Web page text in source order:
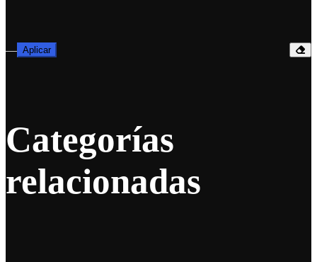
— Aplicar
Categorías
relacionadas